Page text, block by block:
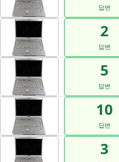
답변
2
답변
5
답변
10
답변
3